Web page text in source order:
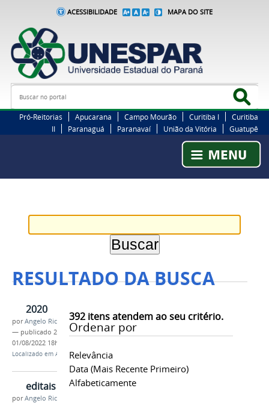
ACESSIBILIDADE MAPA DO SITE
Busca
Pró-Reitorias Apucarana Campo Mourão Curitiba I
Curitiba
II
Paranaguá Paranavaí União da Vitória Guatupê
RESULTADO DA BUSCA
392itens atendem ao seu critério.
Ordenar por
Relevância
Data (mais Recente Primeiro)
Alfabeticamente
2020
porAngelo Ricardo Marcotti
— publicado 24/07/2020 —última modificação
01/08/2022 18h53
Localizado em Assuntos Estudantis
editais
porAngelo Ricardo Marcotti